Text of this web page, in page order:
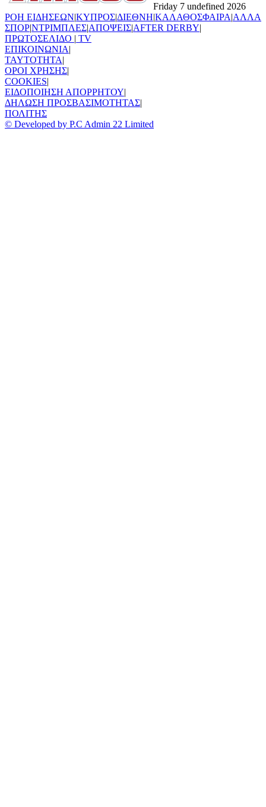
Friday 7 undefined 2026
ΡΟΗ ΕΙΔΗΣΕΩΝ|ΚΥΠΡΟΣ|ΔΙΕΘΝΗ|ΚΑΛΑΘΟΣΦΑΙΡΑ|ΑΛΛΑ
ΣΠΟΡ|ΝΤΡΙΜΠΛΕΣ|ΑΠΟΨΕΙΣ|AFTER DERBY|
ΠΡΩΤΟΣΕΛΙΔΟ | TV
ΕΠΙΚΟΙΝΩΝΙΑ|
TAYTOTHTA|
ΟΡΟΙ ΧΡΗΣΗΣ|
COOKIES|
ΕΙΔΟΠΟΙΗΣΗ ΑΠΟΡΡΗΤΟΥ|
ΔΗΛΩΣΗ ΠΡΟΣΒΑΣΙΜΟΤΗΤΑΣ|
ΠΟΛΙΤΗΣ
© Developed by P.C Admin 22 Limited